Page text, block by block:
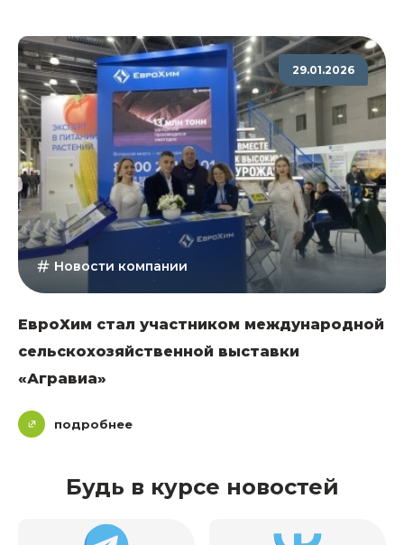
29.01.2026
Новости компании
ЕвроХим стал участником международной
сельскохозяйственной выставки
«Агравиа»
подробнее
Будь в курсе новостей